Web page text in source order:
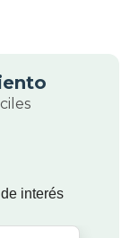
interés